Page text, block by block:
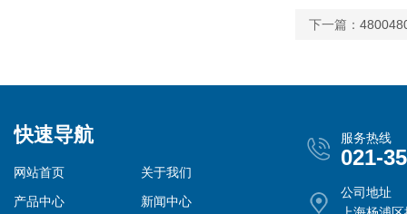
下一篇：
快速导航
网站首页
关于我们
产品中心
新闻中心
服务热线
021-
公司地址